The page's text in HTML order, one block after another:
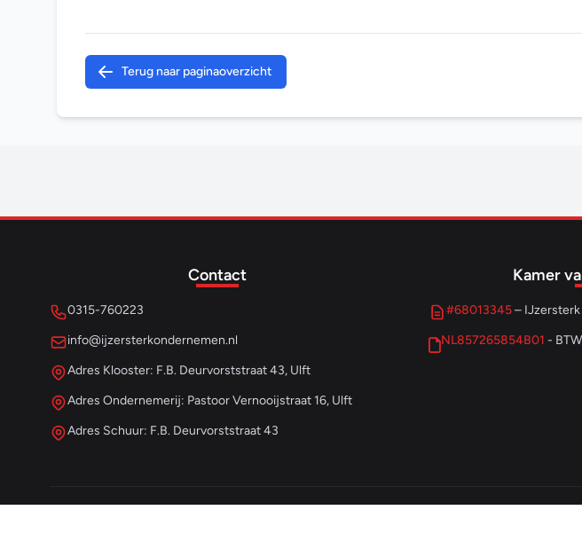
Terug naar paginaoverzicht
Contact
0315-760223
info@ijzersterkondernemen.nl
Adres Klooster: F.B. Deurvorststraat 43, Ulft
Adres Ondernemerij: Pastoor Vernooijstraat 16, Ulft
Adres Schuur: F.B. Deurvorststraat 43
Kamer
#68013345–
NL857265854B01 -